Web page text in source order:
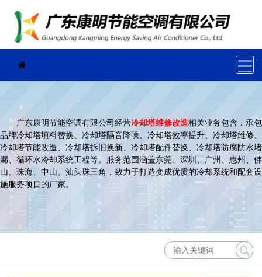
广东康明节能空调有限公司经营冷却塔维修改造相关业务包含：承包
品牌冷却塔填料替换、冷却塔隔音降噪、冷却塔效率提升、冷却塔维修、
冷却塔节能改造、冷却塔拆旧换新、冷却塔配件替换、冷却塔防腐防水堵
漏、循环水冷却系统工程等。服务范围涵盖东莞、深圳、广州、惠州、佛
山、珠海、中山、汕头珠三角，致力于打造变成优质的冷却系统和配套设
施服务项目的厂家。